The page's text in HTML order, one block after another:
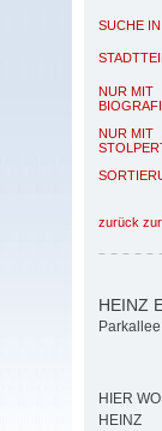
SUCHE
NUR MIT
NUR MIT
zurück
HEINZ
HIER
HEINZ